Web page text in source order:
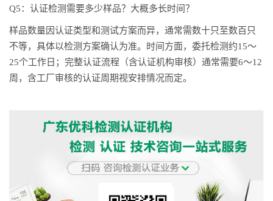
Q5：认证检测需要多少样品？大概多长时间？
样品数量因认证类型和测试方案而异，通常需数十只至数百只
不等，具体以检测方案确认为准。时间方面，委托检测约15～
25个工作日；完整认证流程（含认证机构审核）通常需要6～12
周，含工厂审核的认证周期视安排情况而定。